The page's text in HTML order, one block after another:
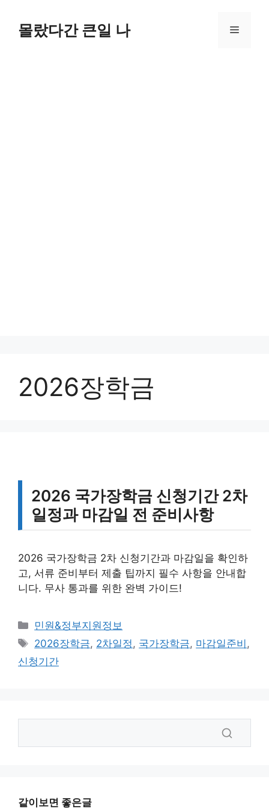
몰랐다간 큰일 나 메
2026장학금
2026 국가장학금 신청기간 2차
일정과 마감일 전 준비사항
2026 국가장학금 2차 신청기간과 마감일을 확인하
고, 서류 준비부터 제출 팁까지 필수 사항을 안내합
니다. 무사 통과를 위한 완벽 가이드!
카
테
리
민원&정부지원정보
태
그
2026장학금, 2차일정, 국가장학금, 마감일준비 ,
신청기간
같이보면 좋은글